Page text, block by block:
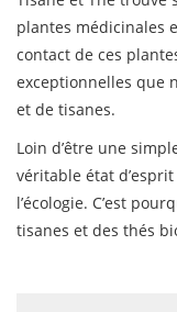
plantes médicinales
contact de ces
exceptionnelles que
et de tisanes.
Loin d’être une
véritable état
l’écologie. C’est
tisanes et des thés